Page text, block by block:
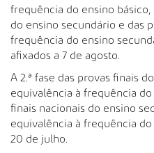
frequência do ensino
do ensino secundário e das
frequência do ensino
afixados a 7 de agosto.
A 2.ª fase das provas finais
equivalência à frequência
finais nacionais do ensino
equivalência à frequência
20 de julho.